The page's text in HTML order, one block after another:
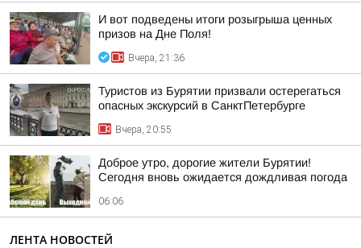
И вот подведены итоги розыгрыша ценных
призов на Дне Поля!
Вчера, 21:36
Туристов из Бурятии призвали остерегаться
опасных экскурсий в СанктПетербурге
Вчера, 20:55
Доброе утро, дорогие жители Бурятии!
Сегодня вновь ожидается дождливая погода
06:06
ЛЕНТА НОВОСТЕЙ